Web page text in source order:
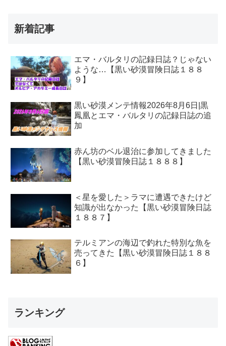
新着記事
エマ・バルタリの記録日誌？じゃない
ような…【黒い砂漠冒険日誌１８８
９】
黒い砂漠メンテ情報2026年8月6日|黒
鳳凰とエマ・バルタリの記録日誌の追
加
赤ん坊のベル退治に参加してきました
【黒い砂漠冒険日誌１８８８】
＜星を愛した＞ラマに遭遇できたけど
知識が出なかった【黒い砂漠冒険日誌
１８８７】
テルミアンの海辺で釣れた特別な魚を
売ってきた【黒い砂漠冒険日誌１８８
６】
ランキング